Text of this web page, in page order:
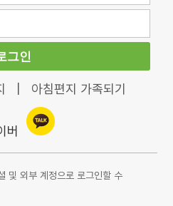
그인
아침편지 가족되기
및 외부 계정으로 로그인할 수